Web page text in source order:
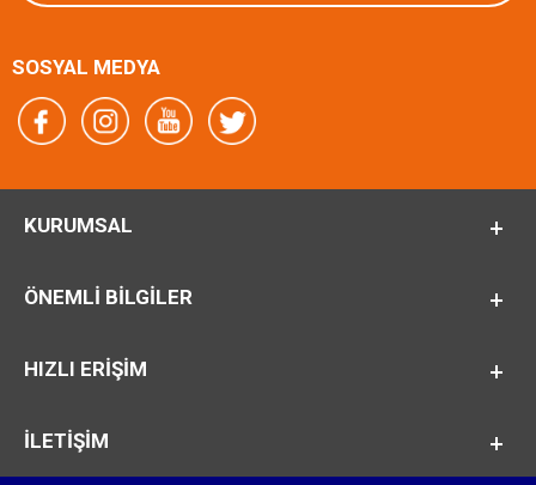
SOSYAL MEDYA
KURUMSAL
ÖNEMLI BILGILER
HIZLI ERİŞİM
İLETİŞİM